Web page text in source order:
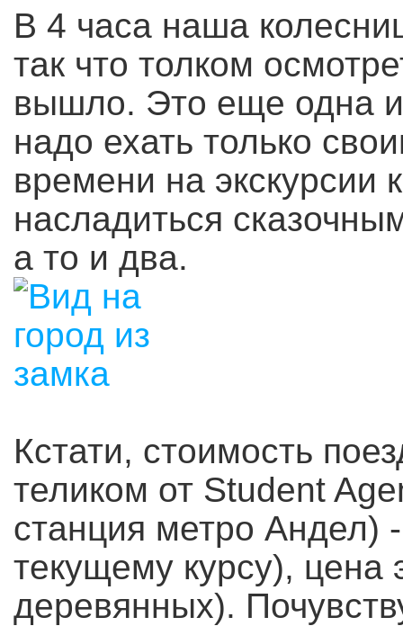
В 4 часа наша
так что толком
вышло. Это еще одна
надо ехать только
времени на экскурсии
насладиться
а то и два.
Кстати, стоимость
теликом от Student
станция метро Андел)
текущему курсу), цена
деревянных).